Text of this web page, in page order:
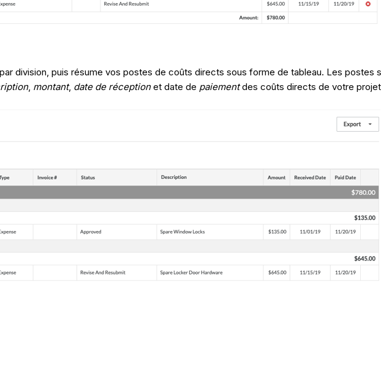
division, puis résume vos postes de coûts directs sous forme de tableau. Les postes
, montant, date de réceptionet date de paiementdes coûts directs de votre